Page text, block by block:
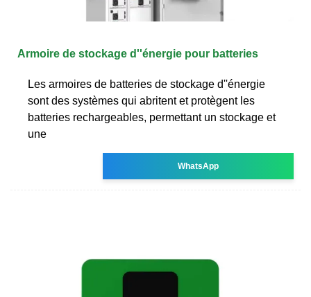
Armoire de stockage d''énergie pour batteries
Les armoires de batteries de stockage d''énergie
sont des systèmes qui abritent et protègent les
batteries rechargeables, permettant un stockage et
une
WhatsApp